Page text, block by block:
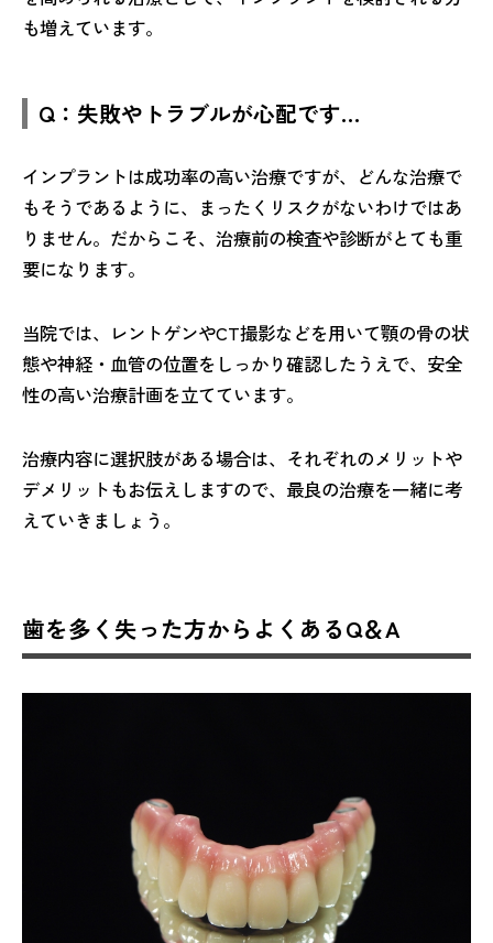
も増えています。
Q：失敗やトラブルが心配です…
インプラントは成功率の高い治療ですが、どんな治療で
もそうであるように、まったくリスクがないわけではあ
りません。だからこそ、治療前の検査や診断がとても重
要になります。
当院では、レントゲンやCT撮影などを用いて顎の骨の状
態や神経・血管の位置をしっかり確認したうえで、安全
性の高い治療計画を立てています。
治療内容に選択肢がある場合は、それぞれのメリットや
デメリットもお伝えしますので、最良の治療を一緒に考
えていきましょう。
歯を多く失った方からよくあるQ＆A